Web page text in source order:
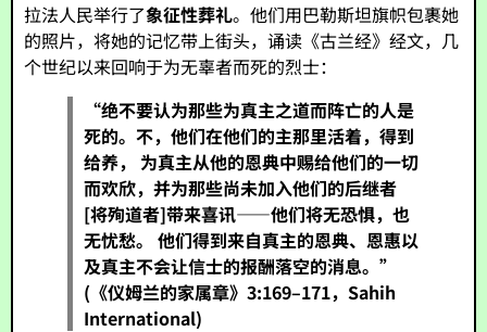
拉法人民举行了象征性葬礼。他们用巴勒斯坦旗帜包裹她
的照片，将她的记忆带上街头，诵读《古兰经》经文，几
个世纪以来回响于为无辜者而死的烈士：
“绝不要认为那些为真主之道而阵亡的人是
死的。不，他们在他们的主那里活着，得到
给养， 为真主从他的恩典中赐给他们的一切
而欢欣，并为那些尚未加入他们的后继者
[将殉道者]带来喜讯——他们将无恐惧，也
无忧愁。
他们得到来自真主的恩典、恩惠以
及真主不会让信士的报酬落空的消息。”
(《仪姆兰的家属章》3:169–171，Sahih
International)